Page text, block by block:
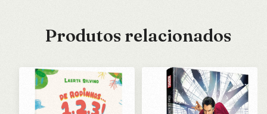
Produtos relacionados